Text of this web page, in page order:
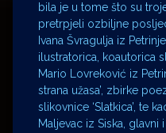
bila je u tome što su
pretrpjeli ozbiljne
Ivana Švragulja iz
ilustratorica, koautorica
Mario Lovreković iz
strana užasa’, zbirke
slikovnice ‘Slatkica’, te
Maljevac iz Siska,